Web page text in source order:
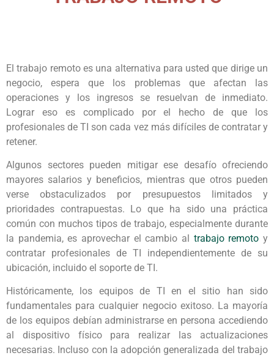
El trabajo remoto es una alternativa para usted que dirige un
negocio, espera que los problemas que afectan las
operaciones y los ingresos se resuelvan de inmediato.
Lograr eso es complicado por el hecho de que los
profesionales de TI son cada vez más difíciles de contratar y
retener.
Algunos sectores pueden mitigar ese desafío ofreciendo
mayores salarios y beneficios, mientras que otros pueden
verse obstaculizados por presupuestos limitados y
prioridades contrapuestas. Lo que ha sido una práctica
común con muchos tipos de trabajo, especialmente durante
la pandemia, es aprovechar el cambio al trabajo remoto y
contratar profesionales de TI independientemente de su
ubicación, incluido el soporte de TI.
Históricamente, los equipos de TI en el sitio han sido
fundamentales para cualquier negocio exitoso. La mayoría
de los equipos debían administrarse en persona accediendo
al dispositivo físico para realizar las actualizaciones
necesarias. Incluso con la adopción generalizada del trabajo